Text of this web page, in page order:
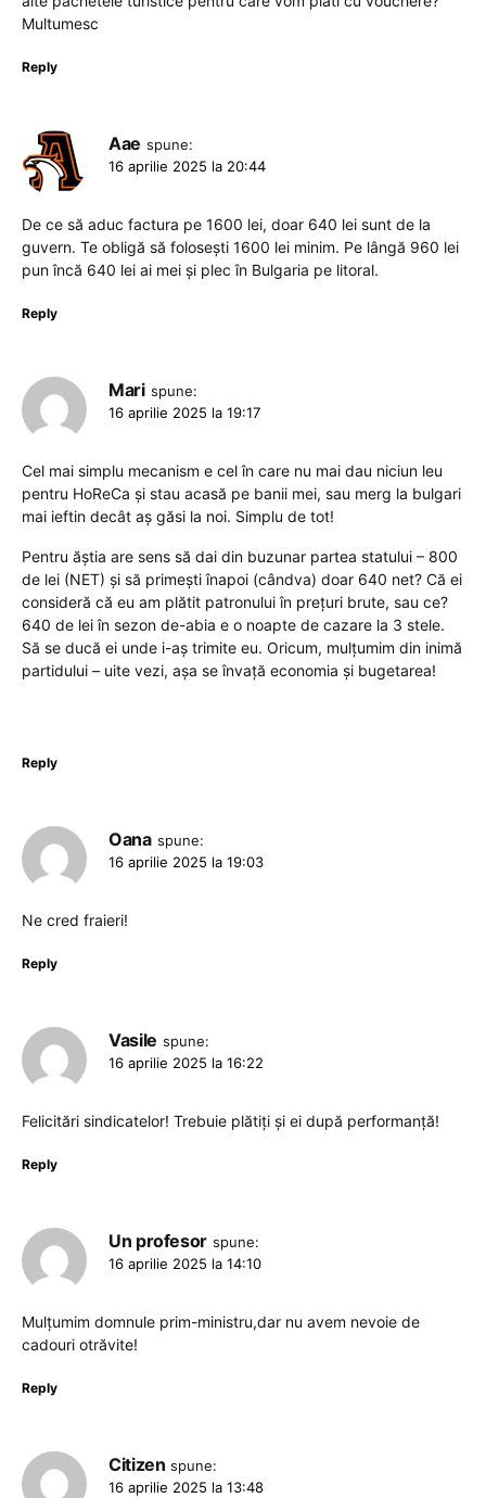
Multumesc
Reply
Aae spune:
16 aprilie 2025 la 20:44
De ce să aduc factura pe 1600 lei, doar 640 lei sunt de la
guvern. Te obligă să folosești 1600 lei minim. Pe lângă 960 lei
pun încă 640 lei ai mei și plec în Bulgaria pe litoral.
Reply
Mari spune:
16 aprilie 2025 la 19:17
Cel mai simplu mecanism e cel în care nu mai dau niciun leu
pentru HoReCa și stau acasă pe banii mei, sau merg la bulgari
mai ieftin decât aș găsi la noi. Simplu de tot!
Pentru ăștia are sens să dai din buzunar partea statului – 800
de lei (NET) și să primești înapoi (cândva) doar 640 net? Că ei
consideră că eu am plătit patronului în prețuri brute, sau ce?
640 de lei în sezon de-abia e o noapte de cazare la 3 stele.
Să se ducă ei unde i-aș trimite eu. Oricum, mulțumim din inimă
partidului – uite vezi, așa se învață economia și bugetarea!
Reply
Oana spune:
16 aprilie 2025 la 19:03
Ne cred fraieri!
Reply
Vasile spune:
16 aprilie 2025 la 16:22
Felicitări sindicatelor! Trebuie plătiți și ei după performanță!
Reply
Un profesor spune:
16 aprilie 2025 la 14:10
Mulțumim domnule prim-ministru,dar nu avem nevoie de
cadouri otrăvite!
Reply
Citizen spune:
16 aprilie 2025 la 13:48